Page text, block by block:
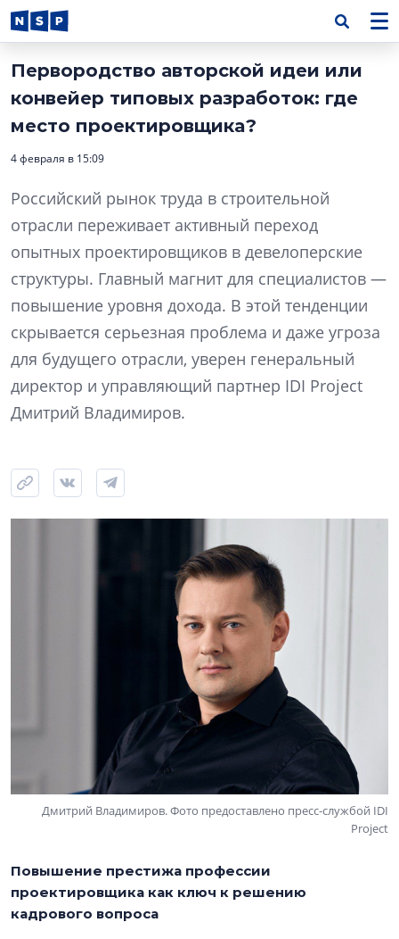
Первородство авторской идеи или
конвейер типовых разработок: где
место проектировщика?
4 февраля в 15:09
Российский рынок труда в строительной
отрасли переживает активный переход
опытных проектировщиков в девелоперские
структуры. Главный магнит для специалистов —
повышение уровня дохода. В этой тенденции
скрывается серьезная проблема и даже угроза
для будущего отрасли, уверен генеральный
директор и управляющий партнер IDI Project
Дмитрий Владимиров.
Дмитрий Владимиров. Фото предоставлено пресс-службой IDI
Project
Повышение престижа профессии
проектировщика как ключ к решению
кадрового вопроса